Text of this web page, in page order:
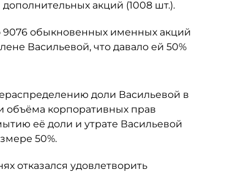
акций (1008 шт.).
9076 обыкновенных именных акций
Васильевой, что давало ей 50%
доли Васильевой в
объёма корпоративных прав
её доли и утрате Васильевой
50%.
отказался удовлетворить